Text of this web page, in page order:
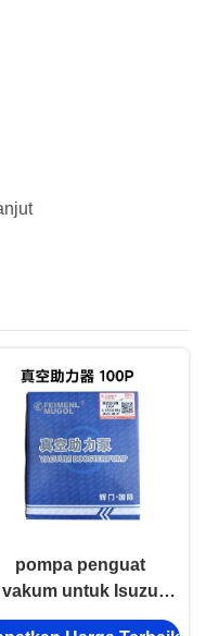
pompa penguat
vakum untuk Isuzu
100P, 4JB1-T, 8-